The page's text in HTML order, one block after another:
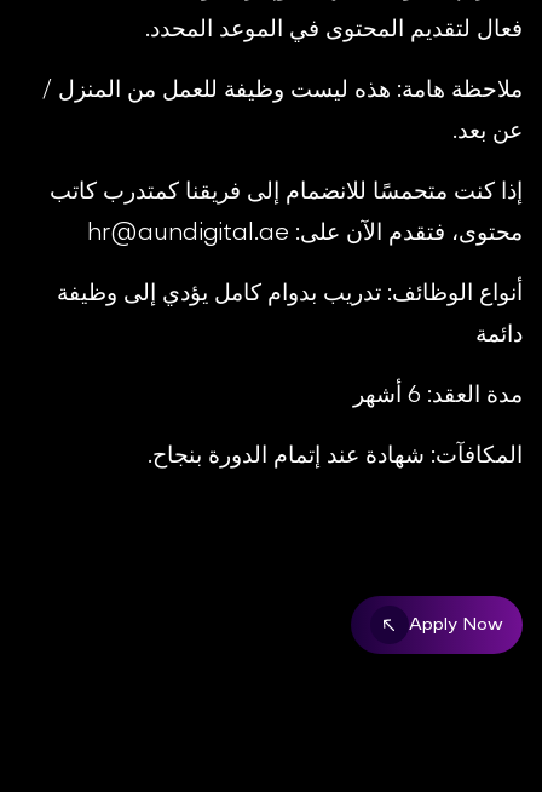
فعال لتقديم المحتوى في الموعد المحدد.
ملاحظة هامة: هذه ليست وظيفة للعمل من المنزل /
عن بعد.
إذا كنت متحمسًا للانضمام إلى فريقنا كمتدرب كاتب
محتوى، فتقدم الآن على: hr@aundigital.ae
أنواع الوظائف: تدريب بدوام كامل يؤدي إلى وظيفة
دائمة
مدة العقد: 6 أشهر
المكافآت: شهادة عند إتمام الدورة بنجاح.
Apply Now